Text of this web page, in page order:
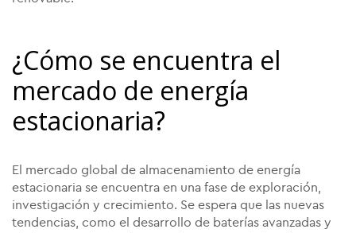
¿Cómo se encuentra el
mercado de energía
estacionaria?
El mercado global de almacenamiento de energía
estacionaria se encuentra en una fase de exploración,
investigación y crecimiento. Se espera que las nuevas
tendencias, como el desarrollo de baterías avanzadas y